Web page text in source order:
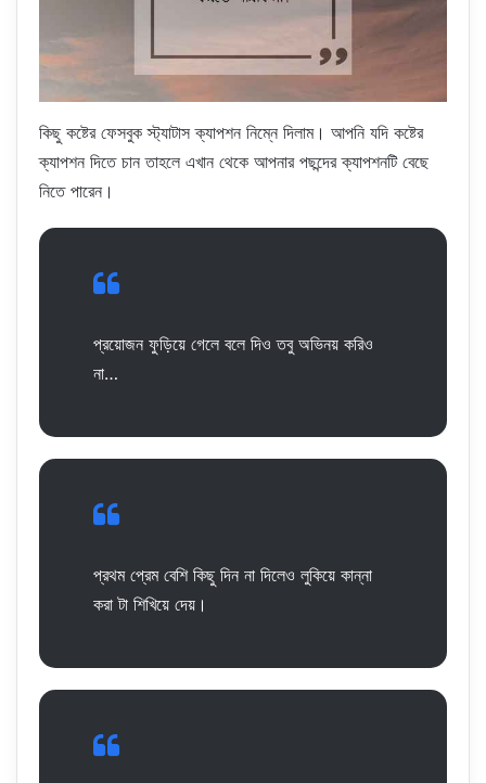
কিছু কষ্টের ফেসবুক স্ট্যাটাস ক্যাপশন নিম্নে দিলাম। আপনি যদি কষ্টের
ক্যাপশন দিতে চান তাহলে এখান থেকে আপনার পছন্দের ক্যাপশনটি বেছে
নিতে পারেন।
প্রয়োজন ফুড়িয়ে গেলে বলে দিও তবু অভিনয় করিও
না…
প্রথম প্রেম বেশি কিছু দিন না দিলেও লুকিয়ে কান্না
করা টা শিখিয়ে দেয়।